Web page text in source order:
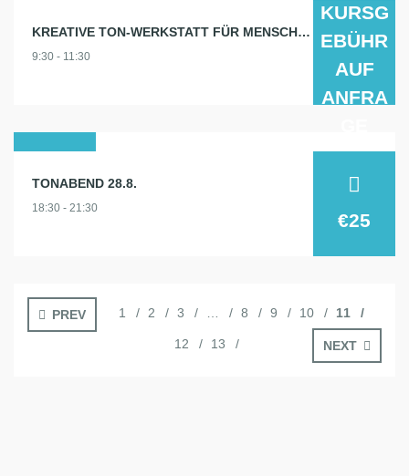
2024
KREATIVE TON-WERKSTATT FÜR MENSCHEN MIT GEISTIGER BEHINDERUNG
9:30 - 11:30
KURSG
EBÜHR
AUF
ANFRA
2024
TONABEND 28.8.
18:30 - 21:30
€25
PREV 1 2 3 8 9 10 11
12 13 NEXT